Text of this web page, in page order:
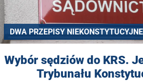
DWA PRZEPISY NIEKONSTYTUCYJNE
Wybór sędziów do KRS.
Trybunału